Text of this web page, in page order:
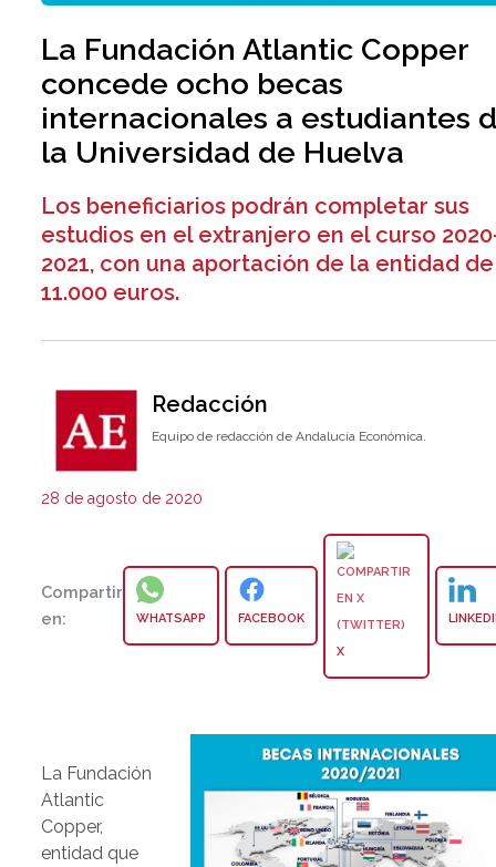
La Fundación Atlantic Copper
concede ocho becas
internacionales a estudiantes
la Universidad de Huelva
Los beneficiarios podrán completar sus
estudios en el extranjero en el curso
2021, con una aportación de la entidad de
11.000 euros.
Redacción
Equipo de redacción de Andalucía Económica.
28 de agosto de 2020
Compartir
en:
WHATSAPP FACEBOOK
X
La Fundación
Atlantic
Copper,
entidad que